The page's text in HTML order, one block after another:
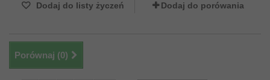
Dodaj do listy życzeń Dodaj do porówania
Porównaj (0)